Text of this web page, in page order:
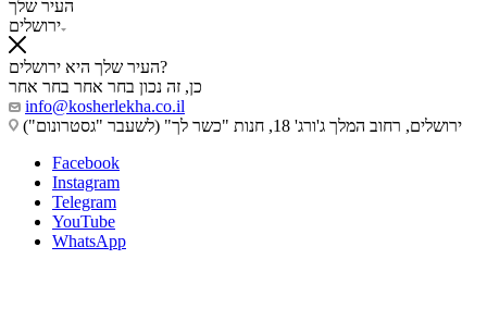
העיר שלך
ירושלים
העיר שלך היא ירושלים?
כן, זה נכון בחר אחר בחר אחר
info@kosherlekha.co.il
ירושלים, רחוב המלך ג'ורג' 18, חנות "כשר לך" (לשעבר "גסטרונום")
Facebook
Instagram
Telegram
YouTube
WhatsApp